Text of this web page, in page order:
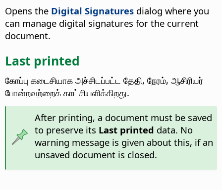
Opens the Digital Signatures dialog where you
can manage digital signatures for the current
document.
Last printed
கோப்பு கடைசியாக அச்சிடப்பட்ட தேதி, நேரம், ஆசிரியர்
போன்றவற்றைக் காட்சியளிக்கிறது.
After printing, a document must be saved
to preserve its Last printed data. No
warning message is given about this, if an
unsaved document is closed.